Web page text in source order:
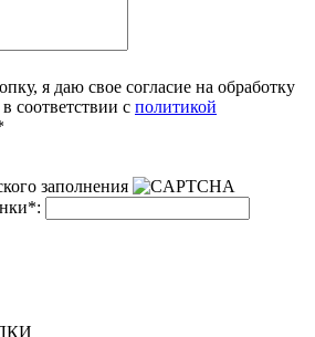
я даю свое согласие на обработку
соответствии с политикой
заполнения
*: